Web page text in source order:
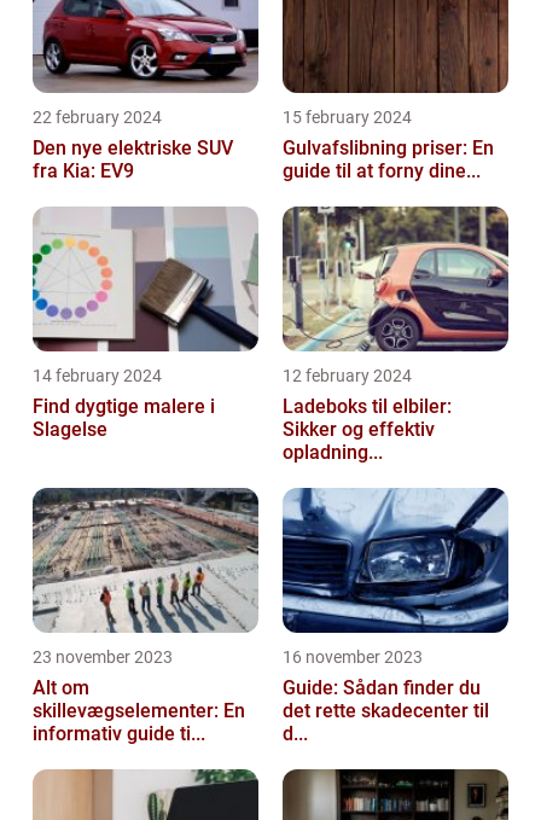
22 february 2024
Den nye elektriske SUV
fra Kia: EV9
15 february 2024
Gulvafslibning priser: En
guide til at forny dine...
14 february 2024
Find dygtige malere i
Slagelse
12 february 2024
Ladeboks til elbiler:
Sikker og effektiv
opladning...
23 november 2023
Alt om
skillevægselementer: En
informativ guide ti...
16 november 2023
Guide: Sådan finder du
det rette skadecenter til
d...